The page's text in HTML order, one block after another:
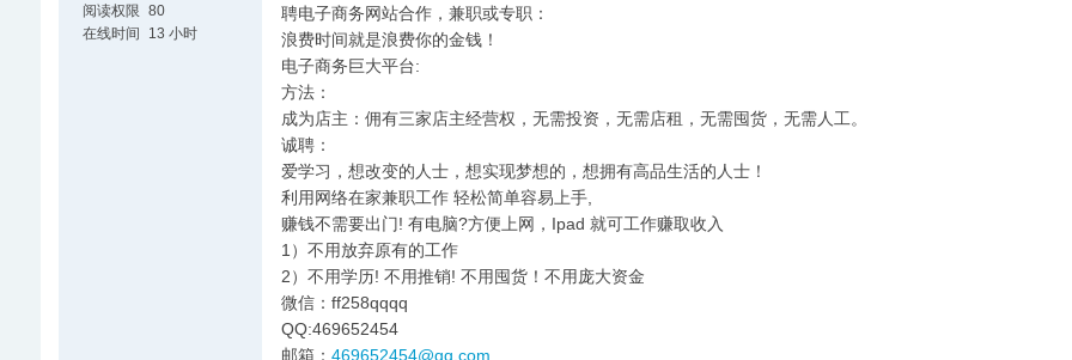
阅读权限 80
在线时间
13 小时
聘电子商务网站合作，兼职或专职：
浪费时间就是浪费你的金钱！
电子商务巨大平台:
方法：
成为店主：佣有三家店主经营权，无需投资，无需店租，无需囤货，无需人工。
诚聘：
爱学习，想改变的人士，想实现梦想的，想拥有高品生活的人士！
利用网络在家兼职工作 轻松简单容易上手,
赚钱不需要出门! 有电脑?方便上网，Ipad 就可工作赚取收入
1）不用放弃原有的工作
2）不用学历! 不用推销! 不用囤货！不用庞大资金
微信：ff258qqqq
QQ:469652454
邮箱： 469652454@qq.com